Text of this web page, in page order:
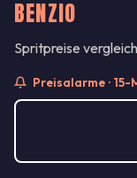
BENZIO
Spritpreise
Preisalarme ·